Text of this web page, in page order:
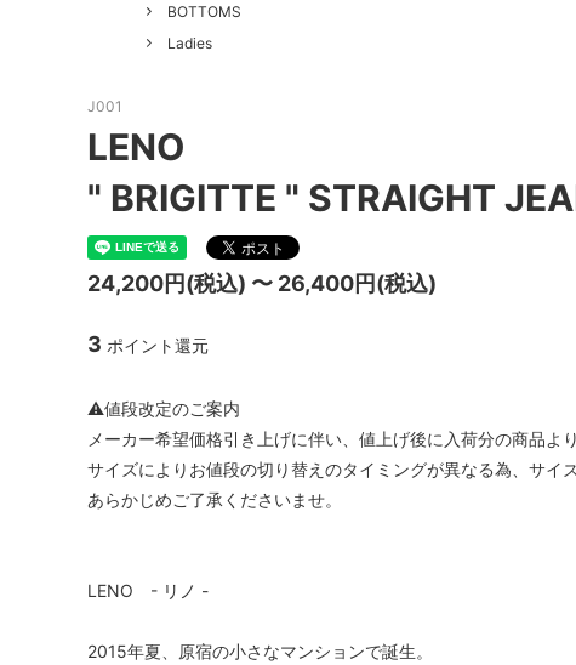
ALWEL
Kepani
FILSON
THE H.W. DOG&CO. LENO
LYBRO
hakne
SLOW
A PIECE OF CHIC
Macrame Wala Other Brand
BOTTOMS
Ladies
J001
LENO
" BRIGITTE " STRAIGHT
24,200円(税込) 〜 26,400円(税込)
3 ポイント還元
⚠値段改定のご案内
メーカー希望価格引き上げに伴い、値上げ後に入荷分の商品よ
サイズによりお値段の切り替えのタイミングが異なる為、サイ
あらかじめご了承くださいませ。
LENO - リノ -
2015年夏、原宿の小さなマンションで誕生。